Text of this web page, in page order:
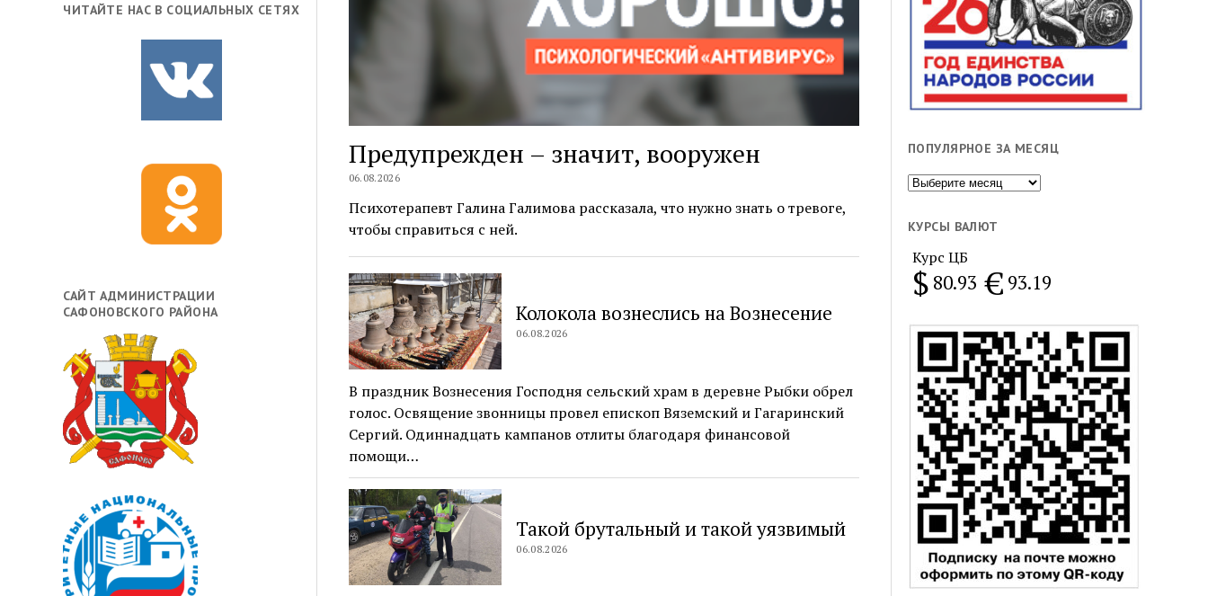
ЧИТАЙТЕ НАС В СОЦИАЛЬНЫХ СЕТЯХ
САЙТ АДМИНИСТРАЦИИ
САФОНОВСКОГО РАЙОНА
Предупрежден – значит, вооружен
06.08.2026
Психотерапевт Галина Галимова рассказала, что нужно знать о тревоге,
чтобы справиться с ней.
Колокола вознеслись на Вознесение
06.08.2026
В праздник Вознесения Господня сельский храм в деревне Рыбки обрел
голос. Освящение звонницы провел епископ Вяземский и Гагаринский
Сергий. Одиннадцать кампанов отлиты благодаря финансовой
помощи…
Такой брутальный и такой уязвимый
06.08.2026
ПОПУЛЯРНОЕ ЗА МЕСЯЦ
Популярное
месяц
КУРСЫ ВАЛЮТ
Курс ЦБ
$ 80.93 € 93.19